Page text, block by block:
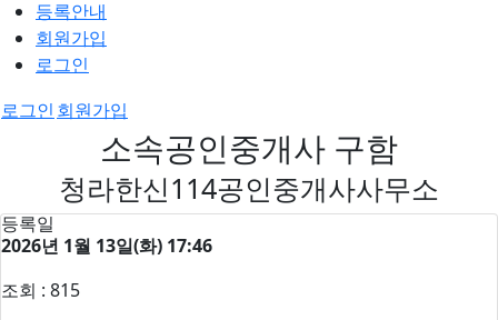
등록안내
회원가입
로그인
로그인 회원가입
소속공인중개사 구함
청라한신114공인중개사사무소
등록일
2026년 1월 13일(화) 17:46
조회 : 815